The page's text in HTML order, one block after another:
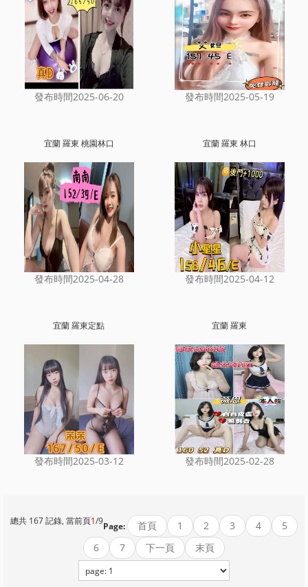
發布時間2025-06-20 發布時間2025-05-19
宜蘭 羅東 桃園林口
發布時間2025-04-28
宜蘭 羅東 林口
發布時間2025-04-12
宜蘭 羅東定點
發布時間2025-03-12
宜蘭 羅東
發布時間2025-02-28
Page:
總共 167 記錄, 當前頁1/9 首頁 1 2 3 4
5
6
7 下一頁 末頁